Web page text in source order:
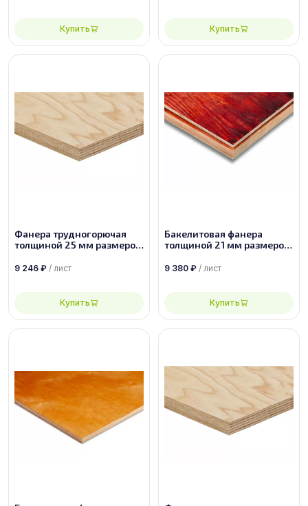
Купить Купить
Фанера трудногорючая
толщиной 25 мм размером
9 246 ₽ / лист
Купить
Бакелитовая фанера
толщиной 21 мм размером
9 380 ₽ / лист
Купить